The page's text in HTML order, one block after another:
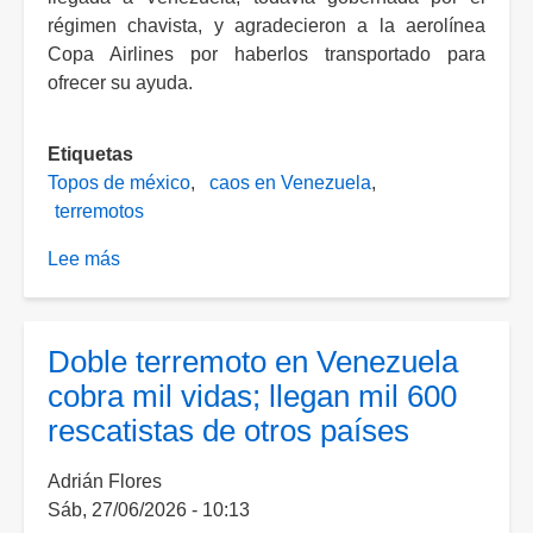
régimen chavista, y agradecieron a la aerolínea
Copa Airlines por haberlos transportado para
ofrecer su ayuda.
Etiquetas
Topos de méxico
caos en Venezuela
terremotos
Lee más
arriban
a
Venezuela
ayudar
con
Doble terremoto en Venezuela
cobra mil vidas; llegan mil 600
rescatistas de otros países
Adrián Flores
Sáb, 27/06/2026 - 10:13